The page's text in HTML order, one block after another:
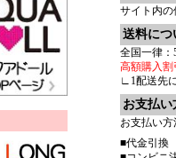
サイト内の
送料につ
全国一律：
高額購入割
∟1配送先
お支払い
お支払い方
■代金引換